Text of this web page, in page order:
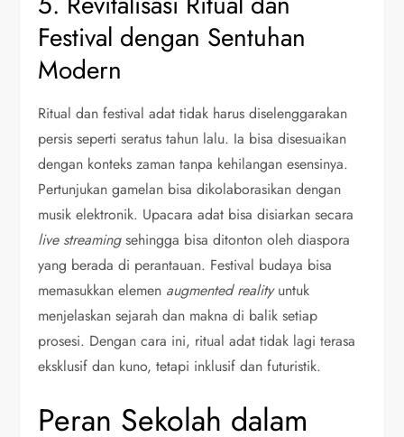
Festival dengan Sentuhan
Modern
Ritual dan festival adat tidak harus diselenggarakan
persis seperti seratus tahun lalu. Ia bisa disesuaikan
dengan konteks zaman tanpa kehilangan esensinya.
Pertunjukan gamelan bisa dikolaborasikan dengan
musik elektronik. Upacara adat bisa disiarkan secara
live streamingsehingga bisa ditonton oleh diaspora
yang berada di perantauan. Festival budaya bisa
memasukkan elemen augmented realityuntuk
menjelaskan sejarah dan makna di balik setiap
prosesi. Dengan cara ini, ritual adat tidak lagi terasa
eksklusif dan kuno, tetapi inklusif dan futuristik.
Peran Sekolah dalam